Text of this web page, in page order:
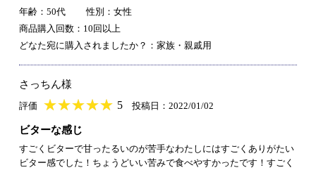
年齢：50代
性別：女性
商品購入回数：10回以上
どなた宛に購入されましたか？：家族・親戚用
さっちん様
評価 ★★★★★
★★★★★ 5 投稿日：2022/01/02
ビターな感じ
すごくビターで甘ったるいのが苦手なわたしにはすごくありがたい
ビター感でした！ちょうどいい苦みで食べやすかったです！すごく